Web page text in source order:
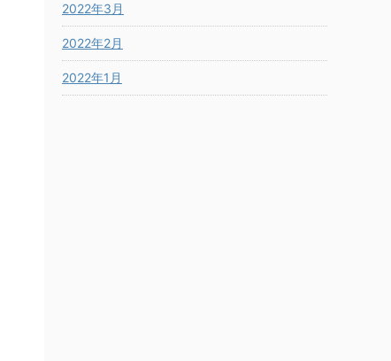
2022年3月
2022年2月
2022年1月